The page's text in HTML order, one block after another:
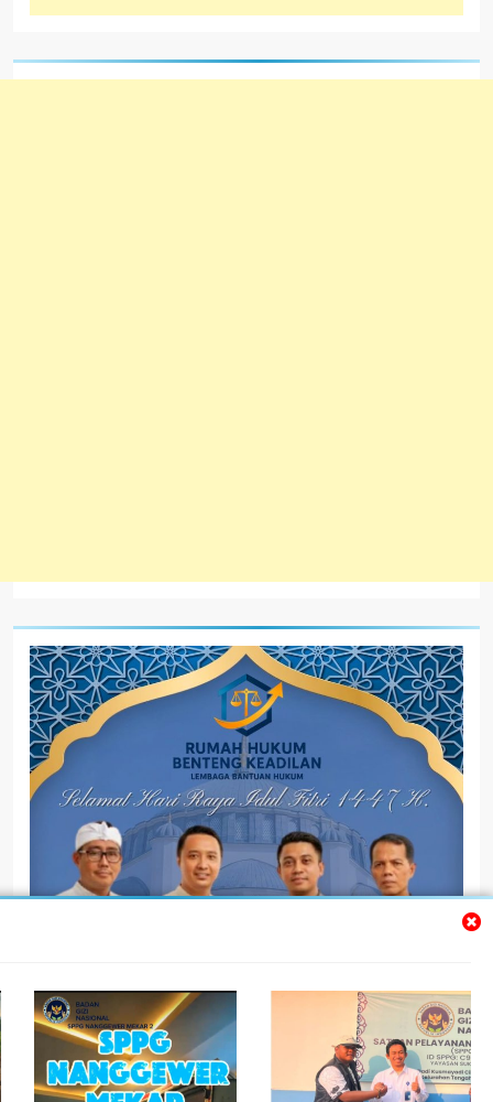
@bentengkedilannew